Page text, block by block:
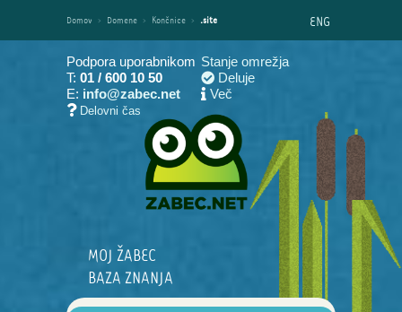
Domov › Domene › Končnice › .site ENG
Podpora uporabnikom
T: 01 / 600 10 50
E: info@zabec.net
Delovni čas
Stanje omrežja
Deluje
Več
MOJ ŽABEC
BAZA ZNANJA